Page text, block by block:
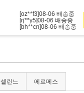
[rj**y5]08-06 배송중
[bh**cn]08-06 배송중
[lm**3l]08-06 배송중
[wp**o3]08-06 배송중
[wy**h8]08-06 배송중
셀린느 에르메스